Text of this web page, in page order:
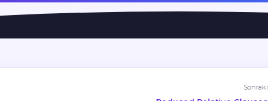
Sonraki